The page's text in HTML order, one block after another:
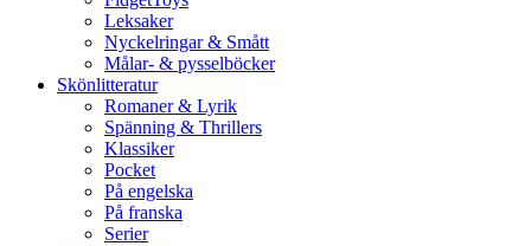
Leksaker
Nyckelringar & Smått
Målar- & pysselböcker
Skönlitteratur
Romaner & Lyrik
Spänning & Thrillers
Klassiker
Pocket
På engelska
På franska
Serier